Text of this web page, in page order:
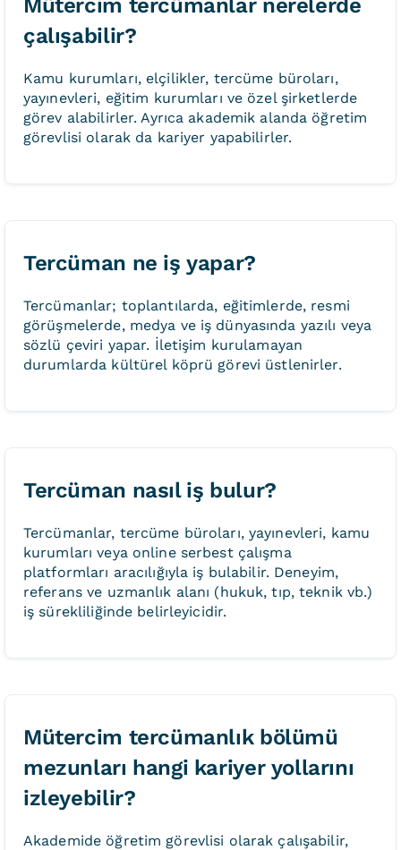
Mütercim tercümanlar nerelerde
çalışabilir?
Kamu kurumları, elçilikler, tercüme büroları,
yayınevleri, eğitim kurumları ve özel şirketlerde
görev alabilirler. Ayrıca akademik alanda öğretim
görevlisi olarak da kariyer yapabilirler.
Tercüman ne iş yapar?
Tercümanlar; toplantılarda, eğitimlerde, resmi
görüşmelerde, medya ve iş dünyasında yazılı veya
sözlü çeviri yapar. İletişim kurulamayan
durumlarda kültürel köprü görevi üstlenirler.
Tercüman nasıl iş bulur?
Tercümanlar, tercüme büroları, yayınevleri, kamu
kurumları veya online serbest çalışma
platformları aracılığıyla iş bulabilir. Deneyim,
referans ve uzmanlık alanı (hukuk, tıp, teknik vb.)
iş sürekliliğinde belirleyicidir.
Mütercim tercümanlık bölümü
mezunları hangi kariyer yollarını
izleyebilir?
Akademide öğretim görevlisi olarak çalışabilir,